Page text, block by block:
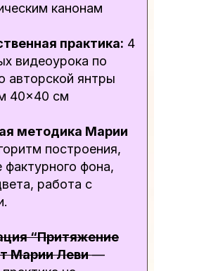
канонам
практика: 4
видеоурока по
авторской янтры
40×40 см
методика Марии
построения,
фактурного фона,
работа с
“Притяжение
Марии Леви—